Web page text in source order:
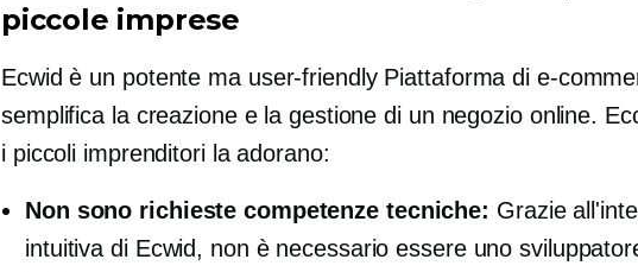
piccole imprese
Ecwid è un potente ma user-friendlyPiattaforma di e-
semplifica la creazione e la gestione di un negozio online.
i piccoli imprenditori la adorano:
Non sono richieste competenze tecniche: Grazie
intuitiva di Ecwid, non è necessario essere uno